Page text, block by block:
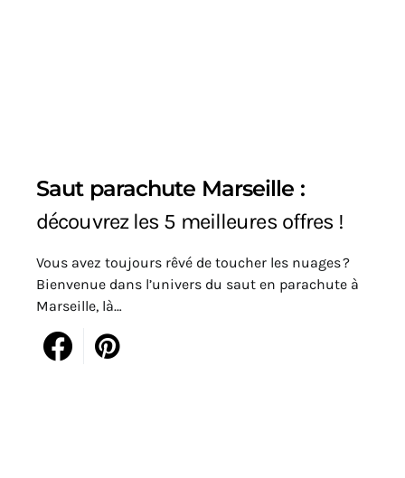
Saut parachute Marseille :
découvrez les 5 meilleures offres !
Vous avez toujours rêvé de toucher les nuages ?
Bienvenue dans l’univers du saut en parachute à
Marseille, là…